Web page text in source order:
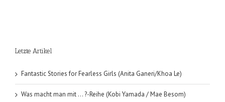
Letzte Artikel
Fantastic Stories for Fearless Girls (Anita Ganeri/Khoa Le)
Was macht man mit … ?-Reihe (Kobi Yamada / Mae Besom)